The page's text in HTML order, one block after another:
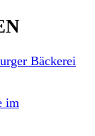
Bäckerei
im